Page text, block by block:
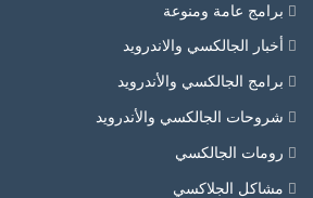
برامج عامة ومنوعة
أخبار الجالكسي والاندرويد
برامج الجالكسي والأندرويد
شروحات الجالكسي والأندرويد
رومات الجالكسي
مشاكل الجلاكسي